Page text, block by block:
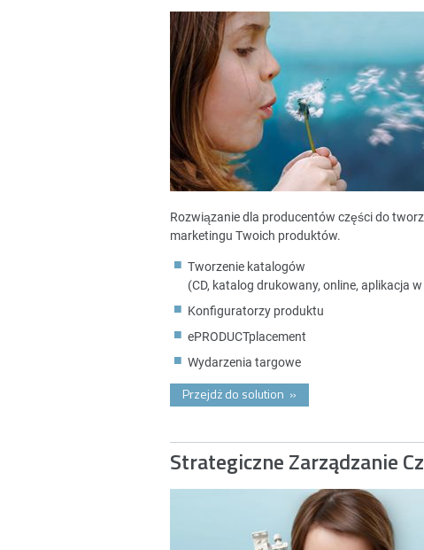
Rozwiązanie dla producentów części do
marketingu Twoich produktów.
Tworzenie katalogów
(CD, katalog drukowany, online, aplikacja
Konfiguratorzy produktu
ePRODUCTplacement
Wydarzenia targowe
Przejdż do solution »
Strategiczne Zarządzanie